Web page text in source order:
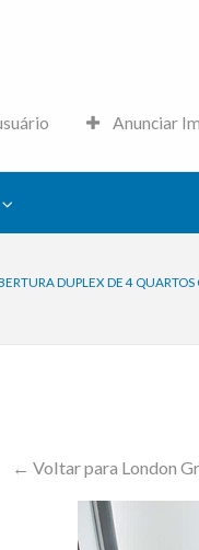
Anunciar
DUPLEX DE 4
← Voltar para London